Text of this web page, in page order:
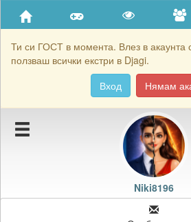
Ти си ГОСТ в момента. Влез в акаунта
ползваш всички екстри в Djagi.
Вход
Нямам
Приятели
Хронология на игри
Подаръците на Niki8196
Картичките на Niki8196
Niki8196